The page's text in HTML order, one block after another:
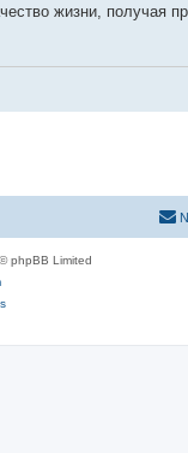
жизни, получая
phpBB Limited